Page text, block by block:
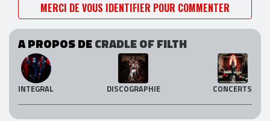
MERCI DE VOUS IDENTIFIER POUR COMMENTER
A PROPOS DECRADLE OF FILTH
INTEGRAL DISCOGRAPHIE CONCERTS